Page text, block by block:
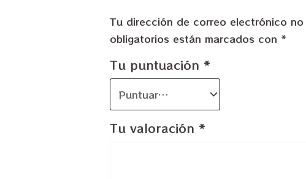
Tu dirección de correo electrónico no
obligatorios están marcados con *
Tu puntuación *
Tu valoración *